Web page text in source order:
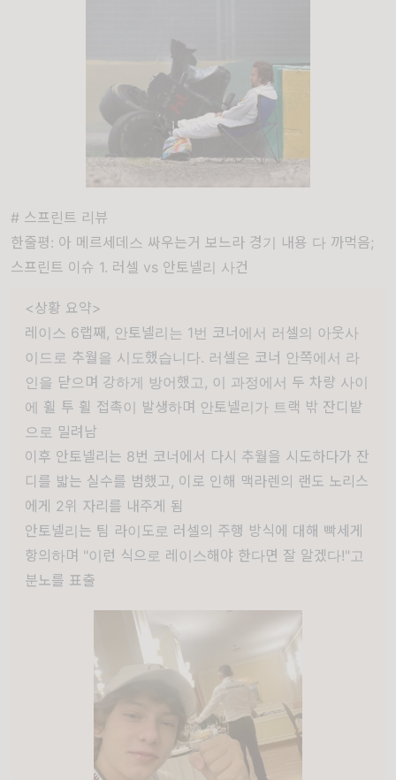
# 스프린트 리뷰
한줄평: 아 메르세데스 싸우는거 보느라 경기 내용 다 까먹음;
스프린트 이슈 1. 러셀 vs 안토넬리 사건
<상황 요약>
레이스 6랩째, 안토넬리는 1번 코너에서 러셀의 아웃사
이드로 추월을 시도했습니다. 러셀은 코너 안쪽에서 라
인을 닫으며 강하게 방어했고, 이 과정에서 두 차량 사이
에 휠 투 휠 접촉이 발생하며 안토넬리가 트랙 밖 잔디밭
으로 밀려남
이후 안토넬리는 8번 코너에서 다시 추월을 시도하다가 잔
디를 밟는 실수를 범했고, 이로 인해 맥라렌의 랜도 노리스
에게 2위 자리를 내주게 됨
안토넬리는 팀 라이도로 러셀의 주행 방식에 대해 빡세게
항의하며 "이런 식으로 레이스해야 한다면 잘 알겠다!"고
분노를 표출